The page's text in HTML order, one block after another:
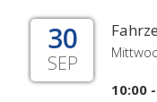
30
SEP
10:00